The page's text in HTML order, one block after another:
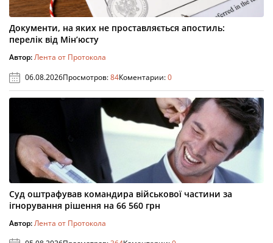
Документи, на яких не проставляється апостиль:
перелік від Мін’юсту
Автор:Лента от Протокола
06.08.2026Просмотров:84Коментарии:0
Суд оштрафував командира військової частини за
ігнорування рішення на 66 560 грн
Автор:Лента от Протокола